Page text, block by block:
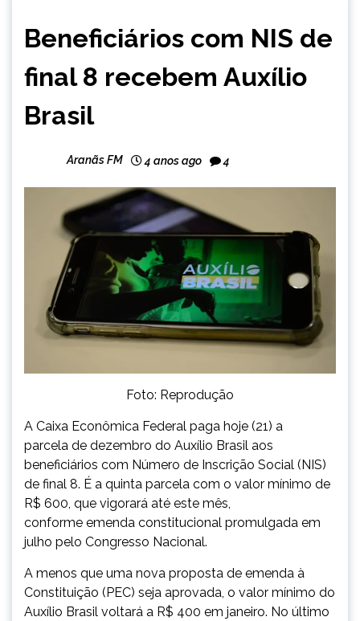
NOTÍCIAS
Beneficiários com NIS de
final 8 recebem Auxílio
Brasil
Aranãs FM 4 anos ago 4
Foto: Reprodução
A Caixa Econômica Federal paga hoje (21) a
parcela de dezembro do Auxílio Brasil aos
beneficiários com Número de Inscrição Social (NIS)
de final 8. É a quinta parcela com o valor mínimo de
R$ 600, que vigorará até este mês,
conforme emenda constitucional promulgada em
julho pelo Congresso Nacional.
A menos que uma nova proposta de emenda à
Constituição (PEC) seja aprovada, o valor mínimo do
Auxílio Brasil voltará a R$ 400 em janeiro. No último